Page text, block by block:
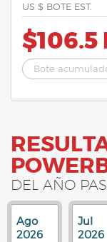
US $ BOTE EST.
$106.5
Bote
DEL AÑO
Ago
2026
Jul
2026